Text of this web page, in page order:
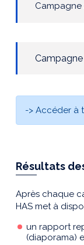
Campagne
-> Accéder à
Résultats
Après chaque
HAS met à
un rapport
(diaporama)